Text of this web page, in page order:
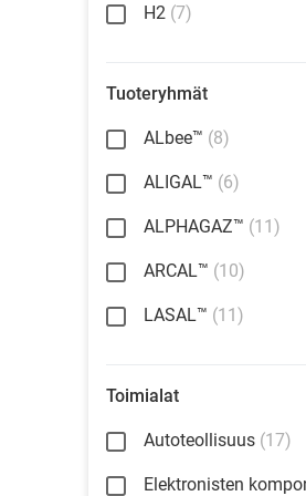
H2 (7)
Tuoteryhmät
ALbee™ (8)
ALIGAL™ (6)
ALPHAGAZ™ (11)
ARCAL™ (10)
LASAL™ (11)
Toimialat
Autoteollisuus (17)
Elektronisten